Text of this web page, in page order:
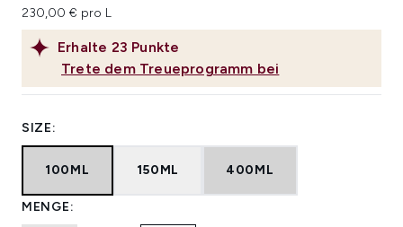
Erhalte 23 Punkte
Trete dem Treueprogramm bei
230,00 € pro L
SIZE:
100ML 150ML 400ML
MENGE: